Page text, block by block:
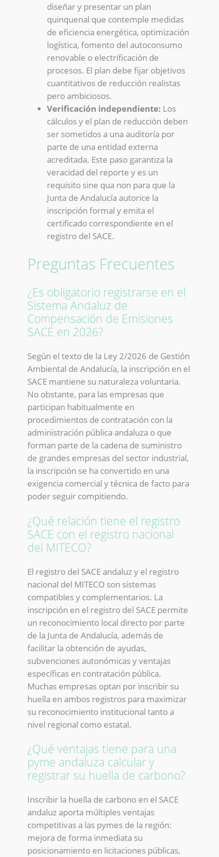
diseñar y presentar un plan
quinquenal que contemple medidas
de eficiencia energética, optimización
logística, fomento del autoconsumo
renovable o electrificación de
procesos. El plan debe fijar objetivos
cuantitativos de reducción realistas
pero ambiciosos.
Verificación independiente: Los
cálculos y el plan de reducción deben
ser sometidos a una auditoría por
parte de una entidad externa
acreditada. Este paso garantiza la
veracidad del reporte y es un
requisito sine qua non para que la
Junta de Andalucía autorice la
inscripción formal y emita el
certificado correspondiente en el
registro del SACE.
Preguntas Frecuentes
¿Es obligatorio registrarse en el
Sistema Andaluz de
Compensación de Emisiones
SACE en 2026?
Según el texto de la Ley 2/2026 de Gestión
Ambiental de Andalucía, la inscripción en el
SACE mantiene su naturaleza voluntaria.
No obstante, para las empresas que
participan habitualmente en
procedimientos de contratación con la
administración pública andaluza o que
forman parte de la cadena de suministro
de grandes empresas del sector industrial,
la inscripción se ha convertido en una
exigencia comercial y técnica de facto para
poder seguir compitiendo.
¿Qué relación tiene el registro
SACE con el registro nacional
del MITECO?
El registro del SACE andaluz y el registro
nacional del MITECO son sistemas
compatibles y complementarios. La
inscripción en el registro del SACE permite
un reconocimiento local directo por parte
de la Junta de Andalucía, además de
facilitar la obtención de ayudas,
subvenciones autonómicas y ventajas
específicas en contratación pública.
Muchas empresas optan por inscribir su
huella en ambos registros para maximizar
su reconocimiento institucional tanto a
nivel regional como estatal.
¿Qué ventajas tiene para una
pyme andaluza calcular y
registrar su huella de carbono?
Inscribir la huella de carbono en el SACE
andaluz aporta múltiples ventajas
competitivas a las pymes de la región:
mejora de forma inmediata su
posicionamiento en licitaciones públicas,